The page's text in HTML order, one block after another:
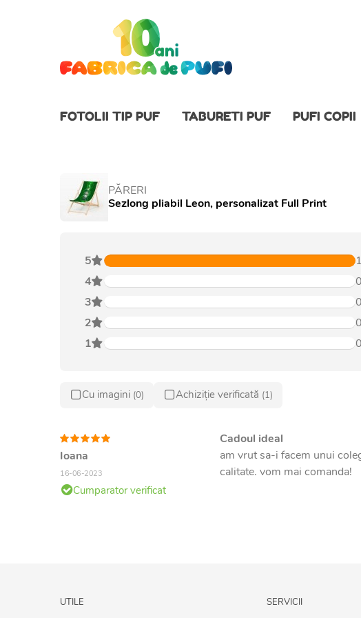
FOTOLII TIP PUF TABURETI PUF PUFI COPII
PĂRERI
Sezlong pliabil Leon, personalizat Full Print
5
4
0
3
0
2
0
1
0
Cu imagini (0) Achiziție verificată (1)
Ioana
16-06-2023
Cumparator verificat
Cadoul ideal
am vrut sa-i facem unui
calitate. vom mai comanda!
UTILE SERVICII